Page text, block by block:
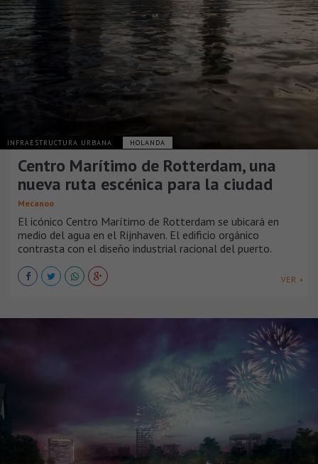
INFRAESTRUCTURA URBANA HOLANDA
Centro Marítimo de Rotterdam, una
nueva ruta escénica para la ciudad
Mecanoo
El icónico Centro Marítimo de Rotterdam se ubicará en
medio del agua en el Rijnhaven. El edificio orgánico
contrasta con el diseño industrial racional del puerto.
VER +